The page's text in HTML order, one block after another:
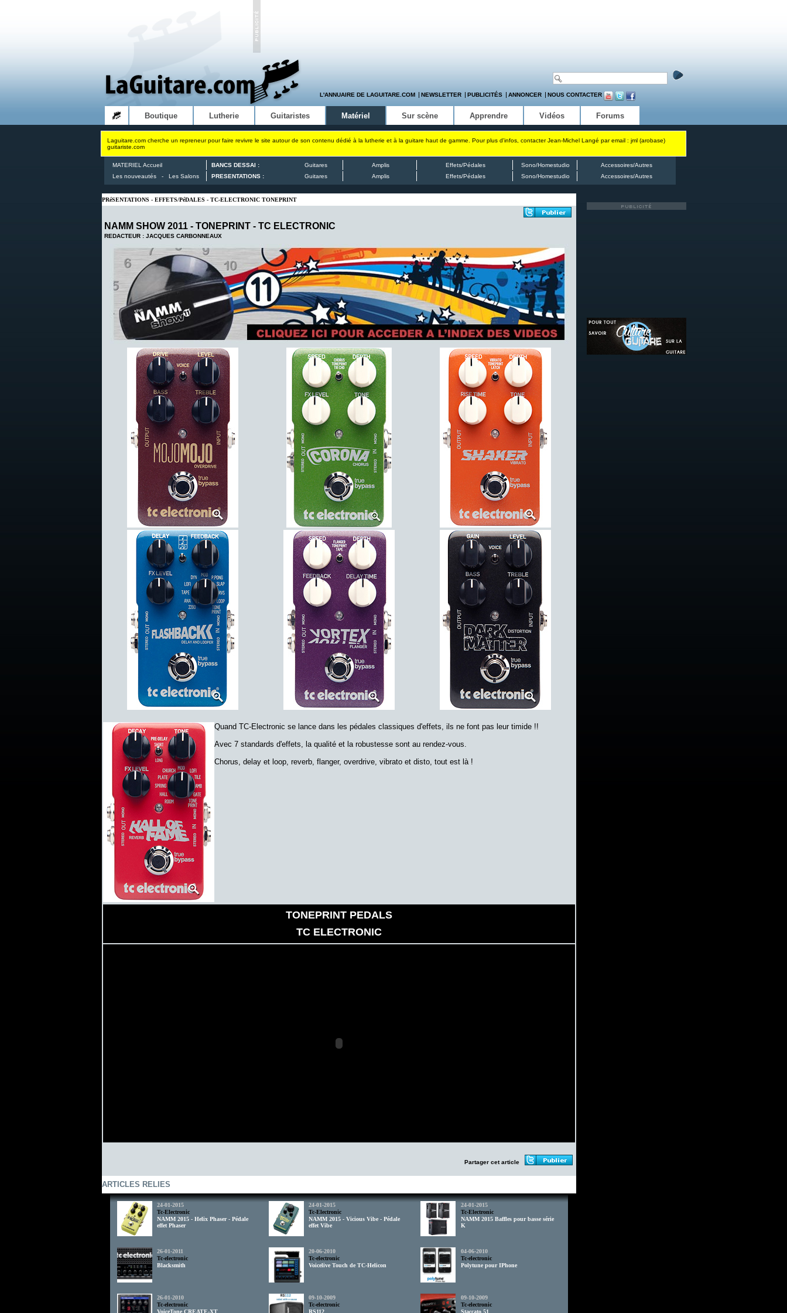
L'ANNUAIRE DE LAGUITARE.COM NEWSLETTER PUBLICITÉS ANNONCER NOUS CONTACTER
Boutique Lutherie Guitaristes Matériel Sur scène Apprendre Vidéos Forums
Laguitare.com cherche un repreneur pour faire revivre le site autour de son contenu dédié à la lutherie et à la guitare haut de gamme. Pour plus d'infos, contacter Jean-Michel Langé par email : jml (arobase)
guitariste.com
MATERIEL Accueil BANCS DESSAI : Guitares Amplis Effets/Pédales Sono/Homestudio
Accessoires/Autres
Les nouveautés
- Les Salons PRESENTATIONS : Guitares Amplis Effets/Pédales Sono/Homestudio Accessoires/Autres
PRéSENTATIONS - EFFETS/PéDALES - TC-ELECTRONIC TONEPRINT
NAMM SHOW 2011 - TONEPRINT - TC ELECTRONIC
REDACTEUR : JACQUES CARBONNEAUX
Quand TC-Electronic se lance dans les pédales classiques d'effets, ils ne font pas leur timide !!
Avec 7 standards d'effets, la qualité et la robustesse sont au rendez-vous.
Chorus, delay et loop, reverb, flanger, overdrive, vibrato et disto, tout est là !
TONEPRINT PEDALS
TC ELECTRONIC
Partager cet article
ARTICLES RELIES
24-01-2015
Tc-Electronic
NAMM 2015 - Helix Phaser - Pédale
effet Phaser
24-01-2015
Tc-Electronic
NAMM 2015 - Vicious Vibe - Pédale
effet Vibe
24-01-2015
Tc-Electronic
NAMM 2015 Baffles pour basse série
K
26-01-2011
Tc-electronic
Blacksmith
20-06-2010
Tc-electronic
Voicelive Touch de TC-Helicon
04-06-2010
Tc-electronic
Polytune pour IPhone
26-01-2010
Tc-electronic
VoiceTone CREATE-XT
09-10-2009
Tc-electronic
RS112
09-10-2009
Tc-electronic
Staccato 51